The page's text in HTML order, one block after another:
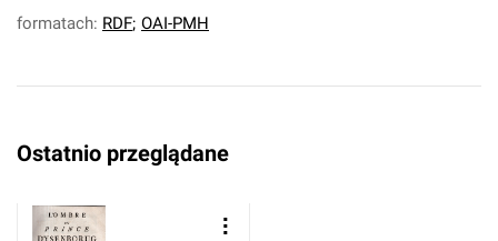
formatach: RDF; OAI-PMH
Ostatnio przeglądane